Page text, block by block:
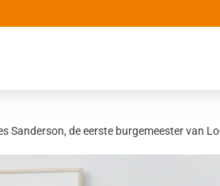
Sanderson, de eerste burgemeester van